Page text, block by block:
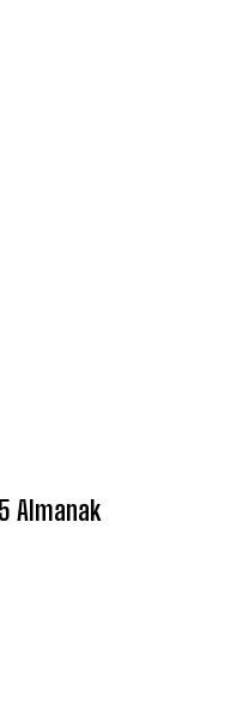
Almanak